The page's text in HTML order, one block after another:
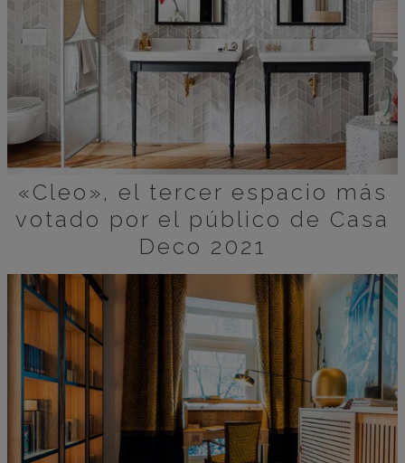
«Cleo», el tercer espacio más
votado por el público de Casa
Deco 2021